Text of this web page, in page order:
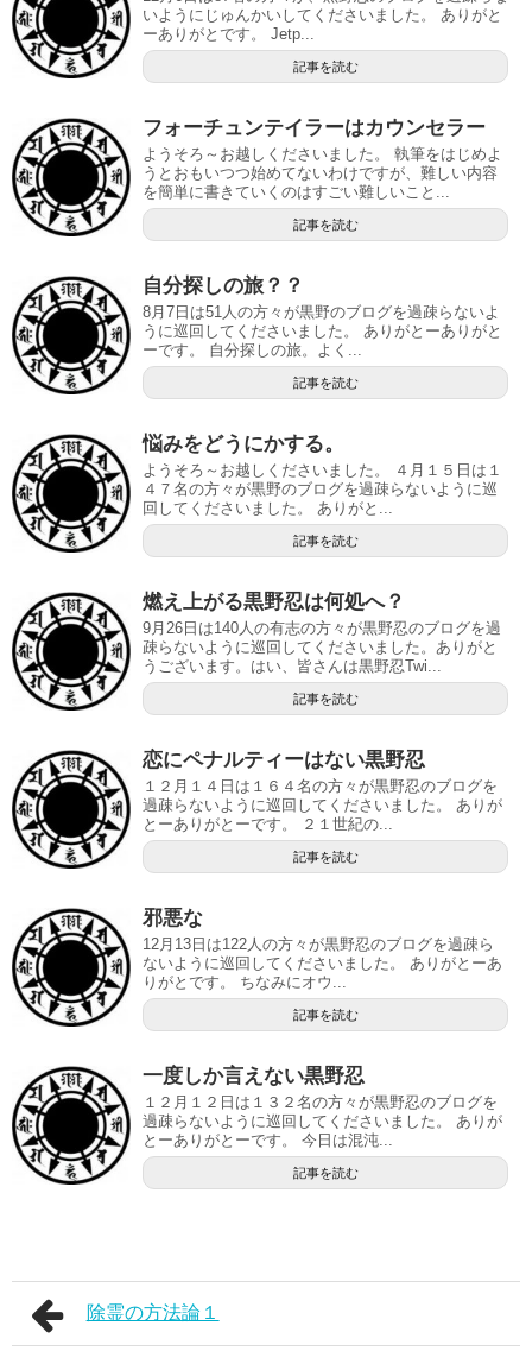
いようにじゅんかいしてくださいました。 ありがと
ーありがとです。 Jetp...
記事を読む
フォーチュンテイラーはカウンセラー
ようそろ～お越しくださいました。 執筆をはじめよ
うとおもいつつ始めてないわけですが、難しい内容
を簡単に書きていくのはすごい難しいこと...
記事を読む
自分探しの旅？？
8月7日は51人の方々が黒野のブログを過疎らないよ
うに巡回してくださいました。 ありがとーありがと
ーです。 自分探しの旅。よく...
記事を読む
悩みをどうにかする。
ようそろ～お越しくださいました。 ４月１５日は１
４７名の方々が黒野のブログを過疎らないように巡
回してくださいました。 ありがと...
記事を読む
燃え上がる黒野忍は何処へ？
9月26日は140人の有志の方々が黒野忍のブログを過
疎らないように巡回してくださいました。ありがと
うございます。はい、皆さんは黒野忍Twi...
記事を読む
恋にペナルティーはない黒野忍
１２月１４日は１６４名の方々が黒野忍のブログを
過疎らないように巡回してくださいました。 ありが
とーありがとーです。 ２１世紀の...
記事を読む
邪悪な
12月13日は122人の方々が黒野忍のブログを過疎ら
ないように巡回してくださいました。 ありがとーあ
りがとです。 ちなみにオウ...
記事を読む
一度しか言えない黒野忍
１２月１２日は１３２名の方々が黒野忍のブログを
過疎らないように巡回してくださいました。 ありが
とーありがとーです。 今日は混沌...
記事を読む
除霊の方法論１